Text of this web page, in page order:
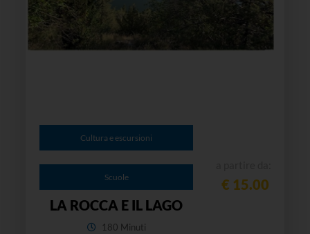
Cultura e escursioni
Scuole
LA ROCCA E IL LAGO
180 Minuti
€ 15.00